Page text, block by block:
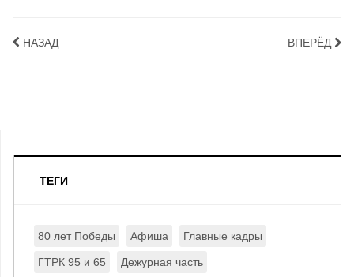
НАЗАД ВПЕРЁД
ТЕГИ
80 лет Победы Афиша Главные кадры
ГТРК 95 и 65 Дежурная часть